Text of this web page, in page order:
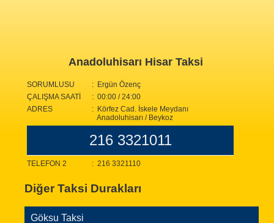
Anadoluhisarı Hisar Taksi
SORUMLUSU
: Ergün Özenç
ÇALIŞMA SAATİ
: 00:00 / 24:00
ADRES
: Körfez Cad. İskele Meydanı
Anadoluhisarı / Beykoz
216 3321011
TELEFON 2 : 216 3321110
Diğer Taksi Durakları
Göksu Taksi